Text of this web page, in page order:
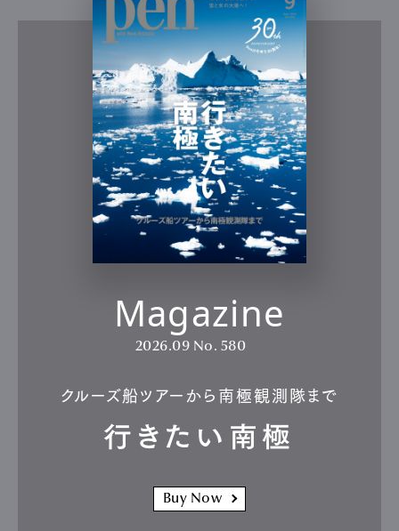
Magazine
2026.09 No. 580
クルーズ船ツアーから南極観測隊まで
行きたい南極
Buy Now